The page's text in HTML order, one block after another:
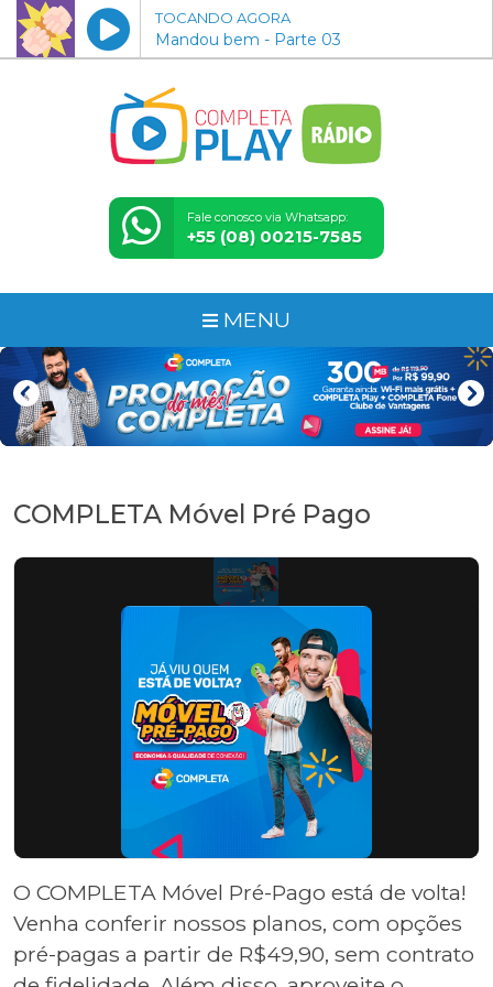
TOCANDO AGORA
Mandou bem - Parte 03
Fale conosco via Whatsapp:
+55 (08) 00215-7585
MENU
COMPLETA Móvel Pré Pago
O COMPLETA Móvel Pré-Pago está de volta!
Venha conferir nossos planos, com opções
pré-pagas a partir de R$49,90, sem contrato